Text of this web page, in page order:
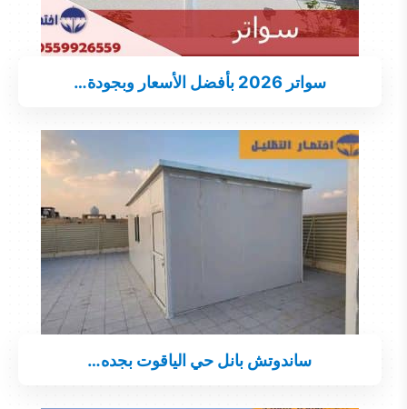
سواتر 2026 بأفضل الأسعار وبجودة…
ساندوتش بانل حي الياقوت بجده…